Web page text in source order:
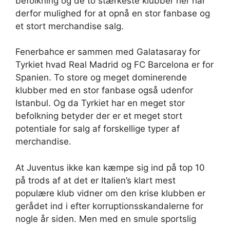
derfor mulighed for at opnå en stor fanbase og
et stort merchandise salg.
Fenerbahce er sammen med Galatasaray for
Tyrkiet hvad Real Madrid og FC Barcelona er for
Spanien. To store og meget dominerende
klubber med en stor fanbase også udenfor
Istanbul. Og da Tyrkiet har en meget stor
befolkning betyder der er et meget stort
potentiale for salg af forskellige typer af
merchandise.
At Juventus ikke kan kæmpe sig ind på top 10
på trods af at det er Italien’s klart mest
populære klub vidner om den krise klubben er
gerådet ind i efter korruptionsskandalerne for
nogle år siden. Men med en smule sportslig